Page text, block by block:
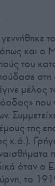
και ο
του
στη
μέλος
που
της
κ.ά.).
όταν ο
το